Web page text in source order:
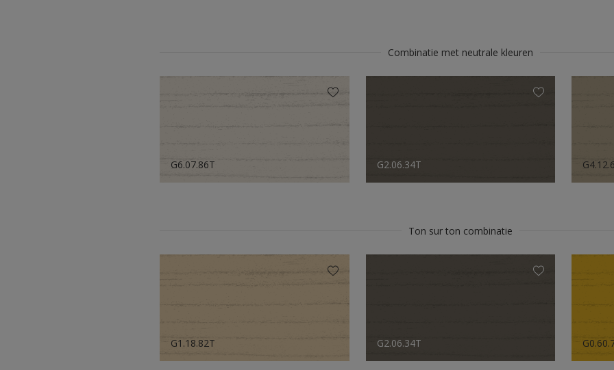
Combinatie met neutrale kleuren
G6.07.86T G2.06.34T
Ton sur ton combinatie
G1.18.82T G2.06.34T